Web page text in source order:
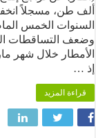
الخمس الماضية،
المزيد